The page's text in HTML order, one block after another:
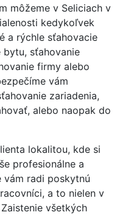
môžeme v Seliciach v
kedykoľvek
a rýchle sťahovacie
bytu, sťahovanie
firmy alebo
vám
zariadenia,
alebo naopak do
lokalitou, kde si
profesionálne a
vám radi poskytnú
a to nielen v
všetkých